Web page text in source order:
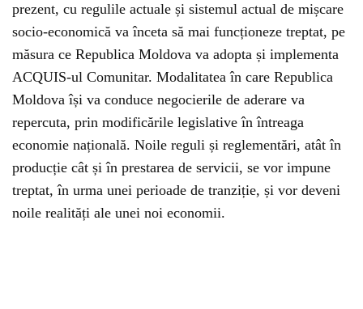
prezent, cu regulile actuale și sistemul actual de mișcare
socio-economică va înceta să mai funcționeze treptat, pe
măsura ce Republica Moldova va adopta și implementa
ACQUIS-ul Comunitar. Modalitatea în care Republica
Moldova își va conduce negocierile de aderare va
repercuta, prin modificările legislative în întreaga
economie națională. Noile reguli și reglementări, atât în
producție cât și în prestarea de servicii, se vor impune
treptat, în urma unei perioade de tranziție, și vor deveni
noile realități ale unei noi economii.